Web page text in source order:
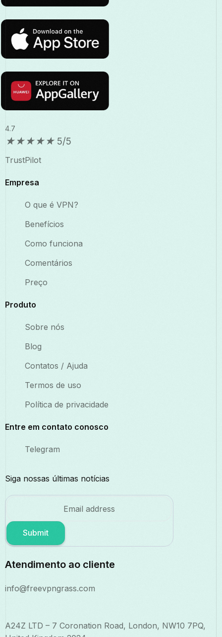
4.7
★★★★★ 5/5
TrustPilot
Empresa
O que é VPN?
Benefícios
Como funciona
Comentários
Preço
Produto
Sobre nós
Blog
Contatos / Ajuda
Termos de uso
Política de privacidade
Entre em contato conosco
Telegram
Siga nossas últimas notícias
Submit
Atendimento ao cliente
info@freevpngrass.com
A24Z LTD – 7 Coronation Road, London, NW10 7PQ,